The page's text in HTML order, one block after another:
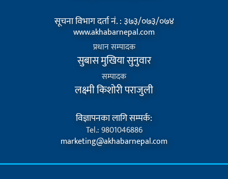
सूचना विभाग दर्ता नं. : ३७३/०७३/०७४
www.akhabarnepal.com
प्रधान सम्पादक
सुबास मुखिया सुनुवार
सम्पादक
लक्ष्मी किशोरी पराजुली
विज्ञापनका लागि सम्पर्क:
Tel.: 9801046886
marketing@akhabarnepal.com